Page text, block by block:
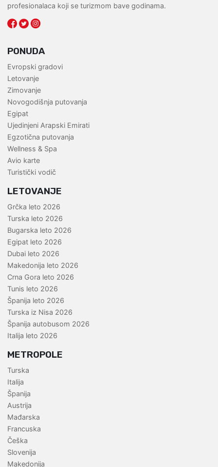
profesionalaca koji se turizmom bave godinama.
PONUDA
Evropski gradovi
Letovanje
Zimovanje
Novogodišnja putovanja
Egipat
Ujedinjeni Arapski Emirati
Egzotična putovanja
Wellness & Spa
Avio karte
Turistički vodič
LETOVANJE
Grčka leto 2026
Turska leto 2026
Bugarska leto 2026
Egipat leto 2026
Dubai leto 2026
Makedonija leto 2026
Crna Gora leto 2026
Tunis leto 2026
Španija leto 2026
Turska iz Nisa 2026
Španija autobusom 2026
Italija leto 2026
METROPOLE
Turska
Italija
Španija
Austrija
Mađarska
Francuska
Češka
Slovenija
Makedonija